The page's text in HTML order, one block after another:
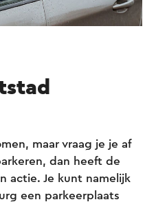
maar vraag je je af
dan heeft de
actie. Je kunt namelijk
een parkeerplaats